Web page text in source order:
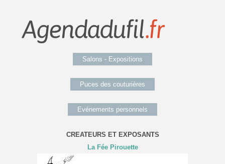
Salons - Expositions
Puces des couturières
Evénements personnels
CREATEURS ET EXPOSANTS
La Fée Pirouette